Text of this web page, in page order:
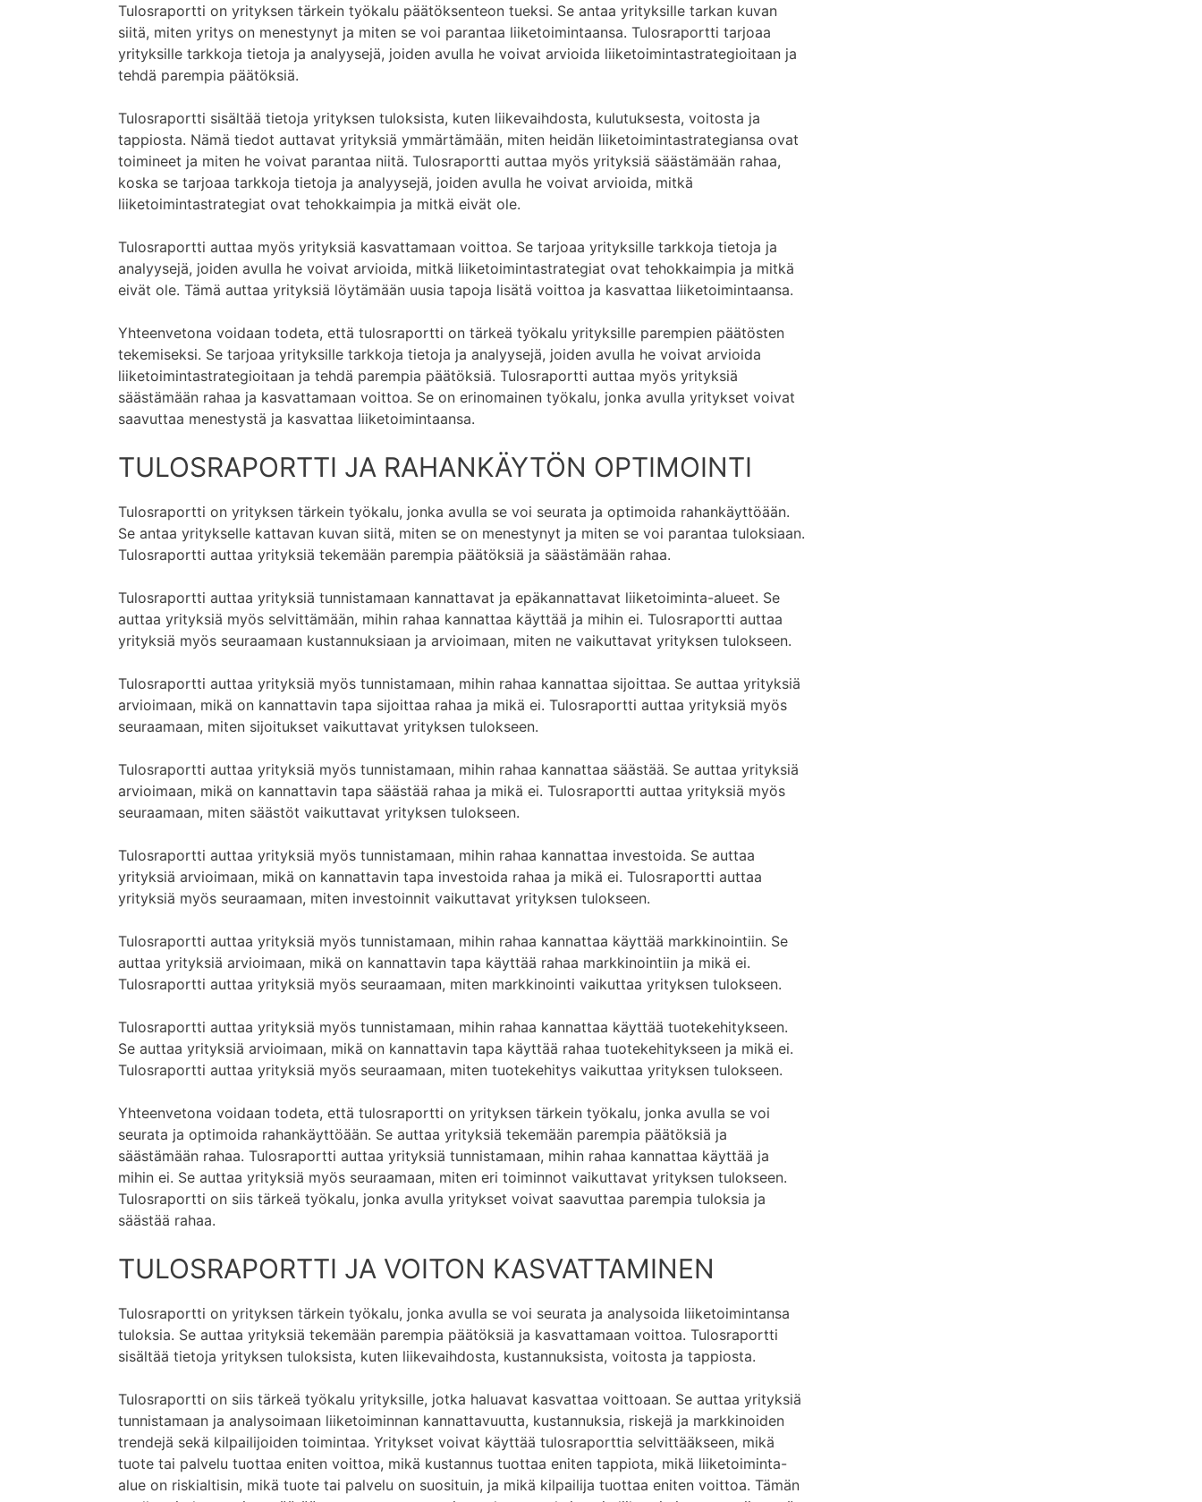
Tulosraportti on yrityksen tärkein työkalu päätöksenteon tueksi. Se antaa yrityksille tarkan kuvan
siitä, miten yritys on menestynyt ja miten se voi parantaa liiketoimintaansa. Tulosraportti tarjoaa
yrityksille tarkkoja tietoja ja analyysejä, joiden avulla he voivat arvioida liiketoimintastrategioitaan ja
tehdä parempia päätöksiä.
Tulosraportti sisältää tietoja yrityksen tuloksista, kuten liikevaihdosta, kulutuksesta, voitosta ja
tappiosta. Nämä tiedot auttavat yrityksiä ymmärtämään, miten heidän liiketoimintastrategiansa ovat
toimineet ja miten he voivat parantaa niitä. Tulosraportti auttaa myös yrityksiä säästämään rahaa,
koska se tarjoaa tarkkoja tietoja ja analyysejä, joiden avulla he voivat arvioida, mitkä
liiketoimintastrategiat ovat tehokkaimpia ja mitkä eivät ole.
Tulosraportti auttaa myös yrityksiä kasvattamaan voittoa. Se tarjoaa yrityksille tarkkoja tietoja ja
analyysejä, joiden avulla he voivat arvioida, mitkä liiketoimintastrategiat ovat tehokkaimpia ja mitkä
eivät ole. Tämä auttaa yrityksiä löytämään uusia tapoja lisätä voittoa ja kasvattaa liiketoimintaansa.
Yhteenvetona voidaan todeta, että tulosraportti on tärkeä työkalu yrityksille parempien päätösten
tekemiseksi. Se tarjoaa yrityksille tarkkoja tietoja ja analyysejä, joiden avulla he voivat arvioida
liiketoimintastrategioitaan ja tehdä parempia päätöksiä. Tulosraportti auttaa myös yrityksiä
säästämään rahaa ja kasvattamaan voittoa. Se on erinomainen työkalu, jonka avulla yritykset voivat
saavuttaa menestystä ja kasvattaa liiketoimintaansa.
TULOSRAPORTTI JA RAHANKÄYTÖN OPTIMOINTI
Tulosraportti on yrityksen tärkein työkalu, jonka avulla se voi seurata ja optimoida rahankäyttöään.
Se antaa yritykselle kattavan kuvan siitä, miten se on menestynyt ja miten se voi parantaa tuloksiaan.
Tulosraportti auttaa yrityksiä tekemään parempia päätöksiä ja säästämään rahaa.
Tulosraportti auttaa yrityksiä tunnistamaan kannattavat ja epäkannattavat liiketoiminta-alueet. Se
auttaa yrityksiä myös selvittämään, mihin rahaa kannattaa käyttää ja mihin ei. Tulosraportti auttaa
yrityksiä myös seuraamaan kustannuksiaan ja arvioimaan, miten ne vaikuttavat yrityksen tulokseen.
Tulosraportti auttaa yrityksiä myös tunnistamaan, mihin rahaa kannattaa sijoittaa. Se auttaa yrityksiä
arvioimaan, mikä on kannattavin tapa sijoittaa rahaa ja mikä ei. Tulosraportti auttaa yrityksiä myös
seuraamaan, miten sijoitukset vaikuttavat yrityksen tulokseen.
Tulosraportti auttaa yrityksiä myös tunnistamaan, mihin rahaa kannattaa säästää. Se auttaa yrityksiä
arvioimaan, mikä on kannattavin tapa säästää rahaa ja mikä ei. Tulosraportti auttaa yrityksiä myös
seuraamaan, miten säästöt vaikuttavat yrityksen tulokseen.
Tulosraportti auttaa yrityksiä myös tunnistamaan, mihin rahaa kannattaa investoida. Se auttaa
yrityksiä arvioimaan, mikä on kannattavin tapa investoida rahaa ja mikä ei. Tulosraportti auttaa
yrityksiä myös seuraamaan, miten investoinnit vaikuttavat yrityksen tulokseen.
Tulosraportti auttaa yrityksiä myös tunnistamaan, mihin rahaa kannattaa käyttää markkinointiin. Se
auttaa yrityksiä arvioimaan, mikä on kannattavin tapa käyttää rahaa markkinointiin ja mikä ei.
Tulosraportti auttaa yrityksiä myös seuraamaan, miten markkinointi vaikuttaa yrityksen tulokseen.
Tulosraportti auttaa yrityksiä myös tunnistamaan, mihin rahaa kannattaa käyttää tuotekehitykseen.
Se auttaa yrityksiä arvioimaan, mikä on kannattavin tapa käyttää rahaa tuotekehitykseen ja mikä ei.
Tulosraportti auttaa yrityksiä myös seuraamaan, miten tuotekehitys vaikuttaa yrityksen tulokseen.
Yhteenvetona voidaan todeta, että tulosraportti on yrityksen tärkein työkalu, jonka avulla se voi
seurata ja optimoida rahankäyttöään. Se auttaa yrityksiä tekemään parempia päätöksiä ja
säästämään rahaa. Tulosraportti auttaa yrityksiä tunnistamaan, mihin rahaa kannattaa käyttää ja
mihin ei. Se auttaa yrityksiä myös seuraamaan, miten eri toiminnot vaikuttavat yrityksen tulokseen.
Tulosraportti on siis tärkeä työkalu, jonka avulla yritykset voivat saavuttaa parempia tuloksia ja
säästää rahaa.
TULOSRAPORTTI JA VOITON KASVATTAMINEN
Tulosraportti on yrityksen tärkein työkalu, jonka avulla se voi seurata ja analysoida liiketoimintansa
tuloksia. Se auttaa yrityksiä tekemään parempia päätöksiä ja kasvattamaan voittoa. Tulosraportti
sisältää tietoja yrityksen tuloksista, kuten liikevaihdosta, kustannuksista, voitosta ja tappiosta.
Tulosraportti on siis tärkeä työkalu yrityksille, jotka haluavat kasvattaa voittoaan. Se auttaa yrityksiä
tunnistamaan ja analysoimaan liiketoiminnan kannattavuutta, kustannuksia, riskejä ja markkinoiden
trendejä sekä kilpailijoiden toimintaa. Yritykset voivat käyttää tulosraporttia selvittääkseen, mikä
tuote tai palvelu tuottaa eniten voittoa, mikä kustannus tuottaa eniten tappiota, mikä liiketoiminta-
alue on riskialtisin, mikä tuote tai palvelu on suosituin, ja mikä kilpailija tuottaa eniten voittoa. Tämän